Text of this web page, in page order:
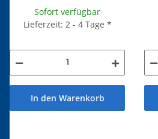
Sofort verfügbar
Lieferzeit: 2 - 4 Tage *
In den Warenkorb